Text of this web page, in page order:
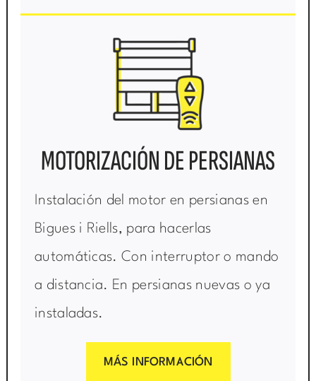
MOTORIZACIÓN DE PERSIANAS
Instalación del motor en persianas en
Bigues i Riells, para hacerlas
automáticas. Con interruptor o mando
a distancia. En persianas nuevas o ya
instaladas.
MÁS INFORMACIÓN